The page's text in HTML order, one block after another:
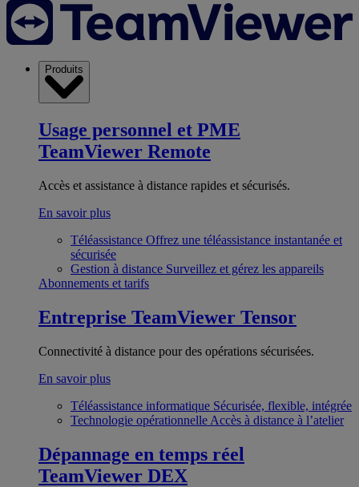
Produits
Usage personnel et PME
TeamViewer Remote
Accès et assistance à distance rapides et sécurisés.
En savoir plus
Téléassistance Offrez une téléassistance instantanée et
sécurisée
Gestion à distance Surveillez et gérez les appareils
Abonnements et tarifs
Entreprise TeamViewer Tensor
Connectivité à distance pour des opérations sécurisées.
En savoir plus
Téléassistance informatique Sécurisée, flexible, intégrée
Technologie opérationnelle Accès à distance à l’atelier
Dépannage en temps réel
TeamViewer DEX